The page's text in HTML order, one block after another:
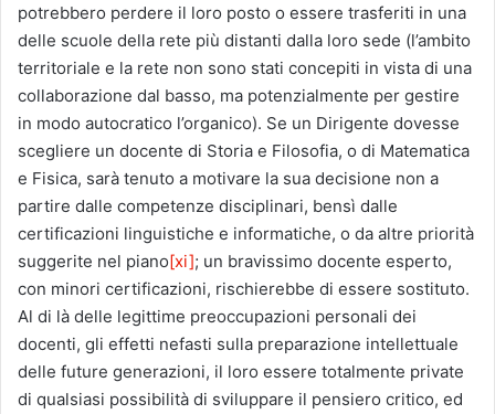
potrebbero perdere il loro posto o essere trasferiti in una
delle scuole della rete più distanti dalla loro sede (l’ambito
territoriale e la rete non sono stati concepiti in vista di una
collaborazione dal basso, ma potenzialmente per gestire
in modo autocratico l’organico). Se un Dirigente dovesse
scegliere un docente di Storia e Filosofia, o di Matematica
e Fisica, sarà tenuto a motivare la sua decisione non a
partire dalle competenze disciplinari, bensì dalle
certificazioni linguistiche e informatiche, o da altre priorità
suggerite nel piano[xi]; un bravissimo docente esperto,
con minori certificazioni, rischierebbe di essere sostituto.
Al di là delle legittime preoccupazioni personali dei
docenti, gli effetti nefasti sulla preparazione intellettuale
delle future generazioni, il loro essere totalmente private
di qualsiasi possibilità di sviluppare il pensiero critico, ed